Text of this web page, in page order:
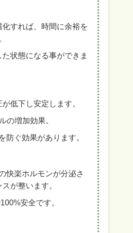
すれば、時間に余裕を
状態になる事ができま
低下し安定します。
の増加効果。
防ぐ効果があります。
快楽ホルモンが分泌さ
が整います。
安全です。